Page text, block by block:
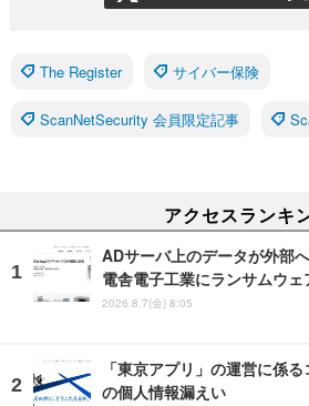
The Register サイバー保険
ScanNetSecurity 会員限定記事
アクセスランキ
ADサーバ上のデータが外部
電舎電子工業にランサムウェ
2026.8.7(金) 8:05
「東京アプリ」の運営に係
の個人情報漏えい